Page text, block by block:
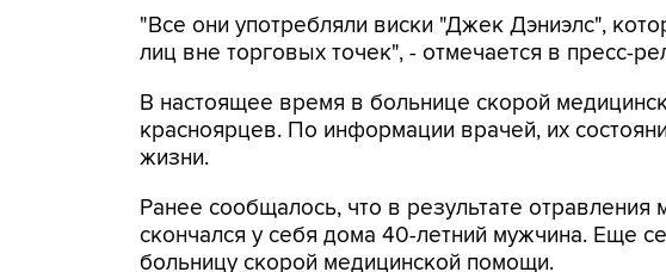
"Все они употребляли виски "Джек Дэниэлс",
лиц вне торговых точек", - отмечается в пресс-
В настоящее время в больнице скорой
красноярцев. По информации врачей, их
жизни.
Ранее сообщалось, что в результате
скончался у себя дома 40-летний мужчина. Еще
больницу скорой медицинской помощи.